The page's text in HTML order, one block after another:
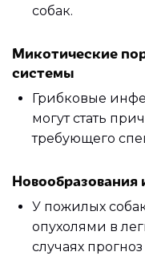
собак.
Микотические
системы
Грибковые
могут стать
требующего
У пожилых
опухолями в
случаях